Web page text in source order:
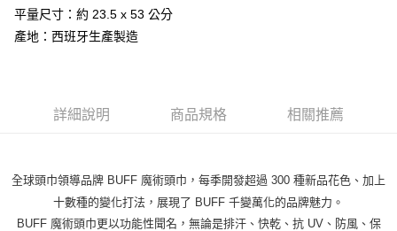
【「AFTEE先享後付」結帳流程】
１．於結帳方式選擇「AFTEE先享後付」後，將跳轉至「AFTEE先享後付」
※ 請注意：結帳手續完成當下不需立刻繳費，但若您需要取消訂單，請聯絡
是否繳費成功／繳費後需取消欲退款等相關疑問，請聯繫「AFTEE先享後付
【注意事項】
每筆NT$60，滿NT$599(含以上)免運費
付款後全家取貨
每筆NT$60，滿NT$799(含以上)免運費
7-11取貨付款
平量尺寸：約 23.5 x 53 公分
產地：西班牙生產製造
詳細說明 商品規格 相關推薦
全球頭巾領導品牌 BUFF 魔術頭巾，每季開發超過 300 種新品花色、加上
十數種的變化打法，展現了 BUFF 千變萬化的品牌魅力。
BUFF 魔術頭巾更以功能性聞名，無論是排汗、快乾、抗 UV、防風、保